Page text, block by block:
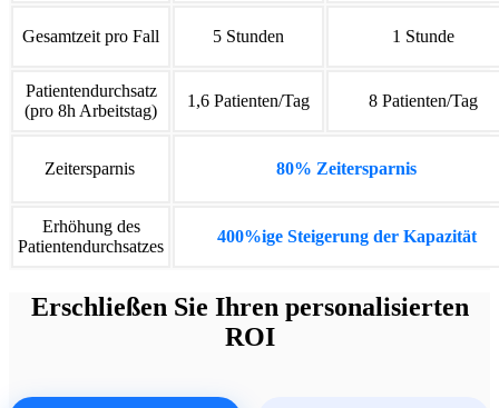
Gesamtzeit pro Fall 5 Stunden 1 Stunde
Patientendurchsatz
(pro 8h Arbeitstag)
1,6 Patienten/Tag 8 Patienten/Tag
Zeitersparnis 80% Zeitersparnis
Erhöhung des
Patientendurchsatzes
400%ige Steigerung der Kapazität
Erschließen Sie Ihren personalisierten
ROI